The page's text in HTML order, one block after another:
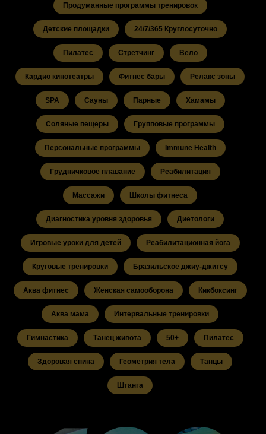
Продуманные программы тренировок
Детские площадки 24/7/365 Круглосуточно
Пилатес Стретчинг Вело
Кардио кинотеатры Фитнес бары Релакс зоны
SPA Сауны Парные Хамамы
Соляные пещеры Групповые программы
Персональные программы Immune Health
Грудничковое плавание Реабилитация
Массажи Школы фитнеса
Диагностика уровня здоровья Диетологи
Игровые уроки для детей Реабилитационная йога
Круговые тренировки Бразильское джиу-джитсу
Аква фитнес Женская самооборона Кикбоксинг
Аква мама Интервальные тренировки
Гимнастика Танец живота 50+ Пилатес
Здоровая спина Геометрия тела Танцы
Штанга